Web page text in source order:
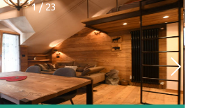
1/23